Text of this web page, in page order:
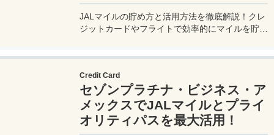
JALマイルの貯め方と活用方法を徹底解説！クレ
ジットカードやフライトで効率的にマイルを貯
Credit Card
セゾンプラチナ・ビジネス・ア
メックスでJALマイルとプライ
オリティパスを最大活用！